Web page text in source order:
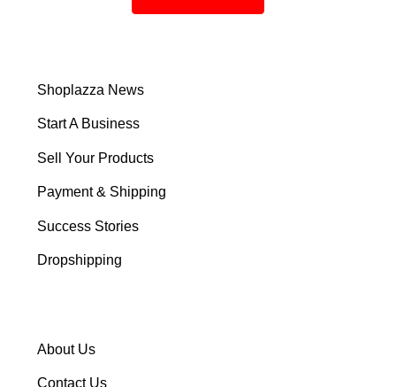
Shoplazza News
Start A Business
Sell Your Products
Payment & Shipping
Success Stories
Dropshipping
About Us
Contact Us